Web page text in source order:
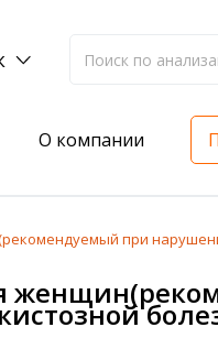
О компании
на
вашего здоровья
при